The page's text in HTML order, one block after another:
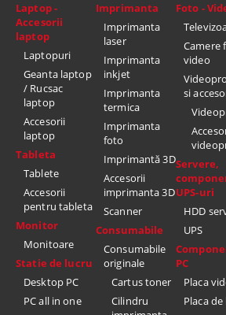
Laptop -
Accesorii
laptop
Laptopuri
Geanta laptop
/ Rucsac
laptop
Accesorii
laptop
Tableta
Tablete
Accesorii
pentru tableta
Monitor
Monitoare
Statie de lucru
Desktop PC
PC all in one
Imprimanta
Imprimanta
laser
Imprimanta
inkjet
Imprimanta
termica
Imprimanta
foto
Imprimantă 3D
Accesorii
imprimanta 3D
Scanner
Consumabile
Consumabile
originale
Cartus toner
Cilindru
Foto -
Camere
video
si
Servere,
UPS-uri
HDD
UPS
PC
Placa
Placa de